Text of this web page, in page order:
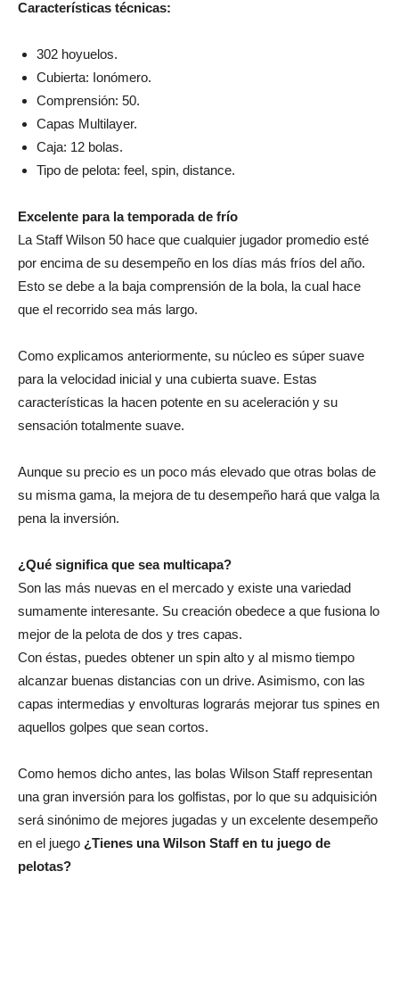
Características técnicas:
302 hoyuelos.
Cubierta: Ionómero.
Comprensión: 50.
Capas Multilayer.
Caja: 12 bolas.
Tipo de pelota: feel, spin, distance.
Excelente para la temporada de frío
La Staff Wilson 50 hace que cualquier jugador promedio esté
por encima de su desempeño en los días más fríos del año.
Esto se debe a la baja comprensión de la bola, la cual hace
que el recorrido sea más largo.
Como explicamos anteriormente, su núcleo es súper suave
para la velocidad inicial y una cubierta suave. Estas
características la hacen potente en su aceleración y su
sensación totalmente suave.
Aunque su precio es un poco más elevado que otras bolas de
su misma gama, la mejora de tu desempeño hará que valga la
pena la inversión.
¿Qué significa que sea multicapa?
Son las más nuevas en el mercado y existe una variedad
sumamente interesante. Su creación obedece a que fusiona lo
mejor de la pelota de dos y tres capas.
Con éstas, puedes obtener un spin alto y al mismo tiempo
alcanzar buenas distancias con un drive. Asimismo, con las
capas intermedias y envolturas lograrás mejorar tus spines en
aquellos golpes que sean cortos.
Como hemos dicho antes, las bolas Wilson Staff representan
una gran inversión para los golfistas, por lo que su adquisición
será sinónimo de mejores jugadas y un excelente desempeño
en el juego ¿Tienes una Wilson Staff en tu juego de
pelotas?